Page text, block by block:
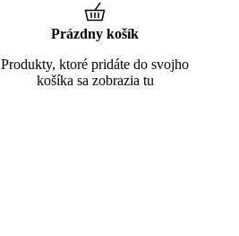
Prázdny košík
Produkty, ktoré pridáte do svojho
košíka sa zobrazia tu